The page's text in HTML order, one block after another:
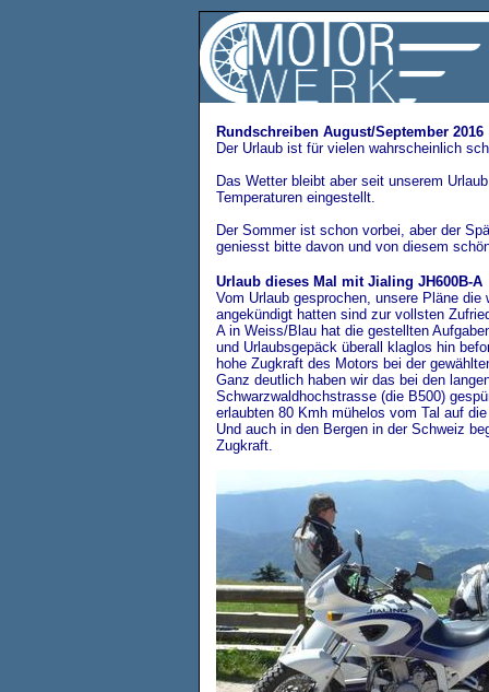
Rundschreiben August/September 2016
Der Urlaub ist für vielen wahrscheinlich
Das Wetter bleibt aber seit unserem
Temperaturen eingestellt.
Der Sommer ist schon vorbei, aber der
geniesst bitte davon und von diesem
Urlaub dieses Mal mit Jialing JH600B-A
Vom Urlaub gesprochen, unsere Pläne
angekündigt hatten sind zur vollsten
A in Weiss/Blau hat die gestellten
und Urlaubsgepäck überall klaglos hin
hohe Zugkraft des Motors bei der
Ganz deutlich haben wir das bei den
Schwarzwaldhochstrasse (die B500)
erlaubten 80 Kmh mühelos vom Tal auf
Und auch in den Bergen in der Schweiz
Zugkraft.